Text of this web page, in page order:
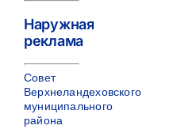
Наружная
реклама
Совет
Верхнеландеховского
муниципального
района